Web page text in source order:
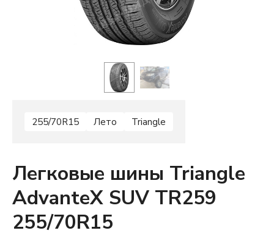
255/70R15 Лето Triangle
Легковые шины Triangle
AdvanteX SUV TR259
255/70R15